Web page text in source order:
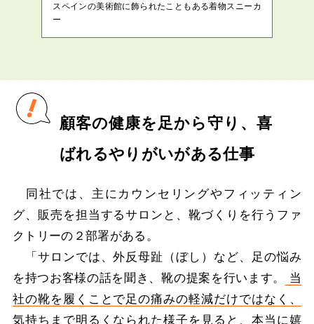
スペインの美術館に飾られたこともある着物スニーカ
ー
顧客の健康を足から守り、喜
ばれるやりがいがある仕事
同社では、主にカウンセリングやフィッティン
グ、販売を担当するサロンと、靴づくりを行うファ
クトリーの２部署がある。
「サロンでは、外反母趾（ぼし）など、足の悩み
を持つお客様の話を聞き、靴の提案を行います。
当
社の靴を履くことで足の痛みの軽減だけではなく、
気持ちまで明るくなられた様子を見ると、本当に嬉